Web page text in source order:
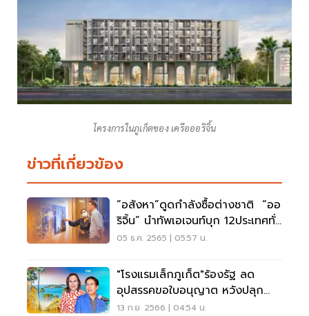
โครงการในภูเก็ตของ เครือออริจิ้น
ข่าวที่เกี่ยวข้อง
“อสังหา”ดูดกำลังซื้อต่างชาติ “ออ
ริจิ้น” นำทัพเอเจนท์บุก 12ประเทศทั่ว
โลก
05 ธ.ค. 2565 | 05:57 น.
"โรงแรมเล็กภูเก็ต"ร้องรัฐ ลด
อุปสรรคขอใบอนุญาต หวังปลุก
ท่องเที่ยวไฮซีซัน
13 ก.ย. 2566 | 04:54 น.